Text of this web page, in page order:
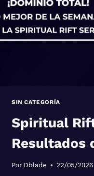
SIN CATEGORÍA
Spiritual
Resultados
Por Dblade 22/05/2026